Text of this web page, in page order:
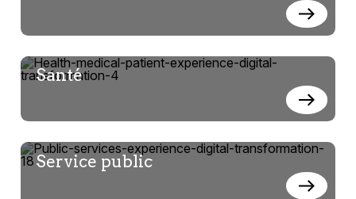
Santé
Service public